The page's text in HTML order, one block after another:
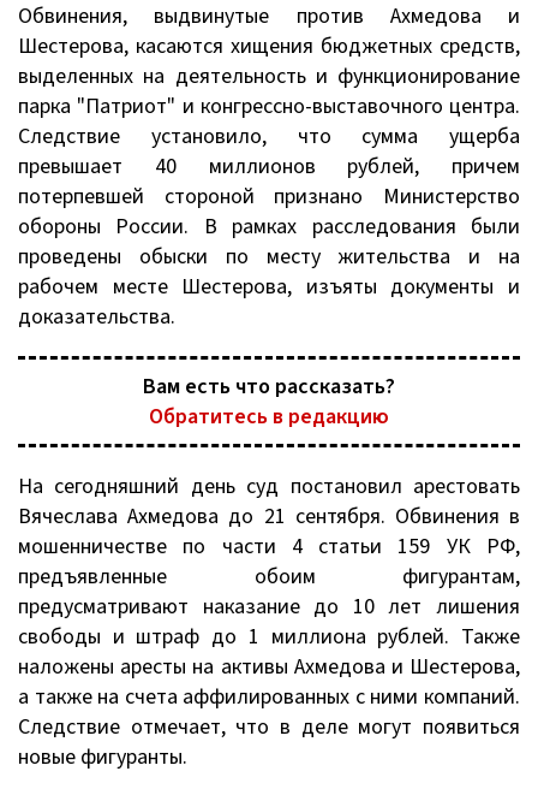
Обвинения, выдвинутые против Ахмедова и
Шестерова, касаются хищения бюджетных средств,
выделенных на деятельность и функционирование
парка "Патриот" и конгрессно-выставочного центра.
Следствие установило, что сумма ущерба
превышает 40 миллионов рублей, причем
потерпевшей стороной признано Министерство
обороны России. В рамках расследования были
проведены обыски по месту жительства и на
рабочем месте Шестерова, изъяты документы и
доказательства.
На сегодняшний день суд постановил арестовать
Вячеслава Ахмедова до 21 сентября. Обвинения в
мошенничестве по части 4 статьи 159 УК РФ,
предъявленные обоим фигурантам,
предусматривают наказание до 10 лет лишения
свободы и штраф до 1 миллиона рублей. Также
наложены аресты на активы Ахмедова и Шестерова,
а также на счета аффилированных с ними компаний.
Следствие отмечает, что в деле могут появиться
новые фигуранты.
Вам есть что рассказать?
Обратитесь в редакцию